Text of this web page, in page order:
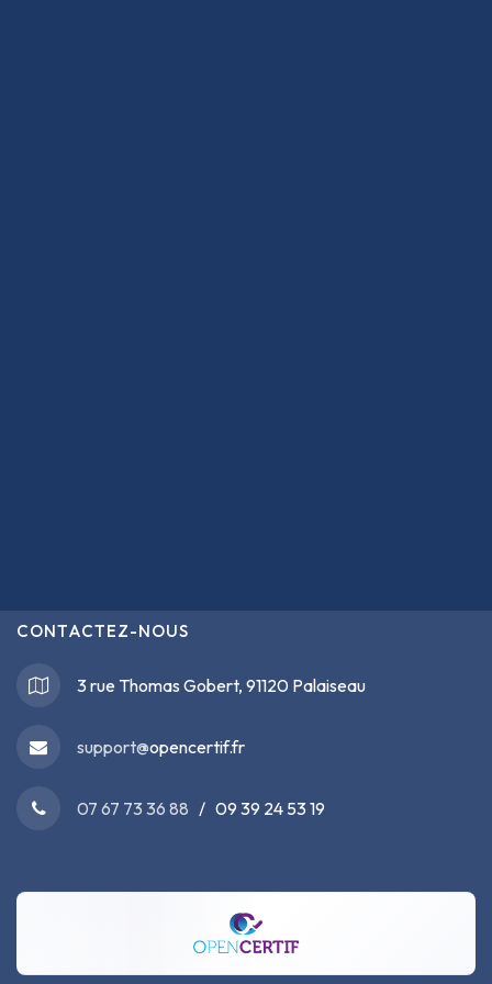
CONTACTEZ-NOUS
3 rue Thomas Gobert, 91120 Palaiseau
support@opencertif.fr
07 67 73 36 88 / 09 39 24 53 19